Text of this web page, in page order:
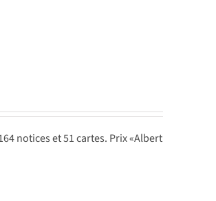
notices et 51 cartes. Prix «Albert